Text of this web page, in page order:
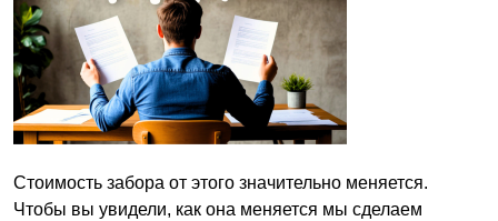
Стоимость забора от этого значительно меняется.
Чтобы вы увидели, как она меняется мы сделаем